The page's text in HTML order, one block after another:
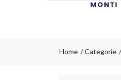
Home Categorie